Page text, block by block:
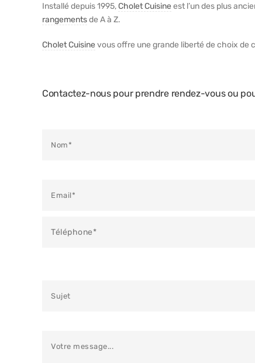
Installé depuis 1995,Cholet Cuisine est l’un des plus
rangementsde A à Z.
Cholet Cuisine vous offre une grande liberté de choix de
Contactez-nous pour prendre rendez-vous ou